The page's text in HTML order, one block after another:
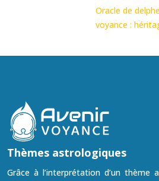
Oracle de
voyance :
Thèmes astrologiques
Grâce à l’interprétation d’un thème